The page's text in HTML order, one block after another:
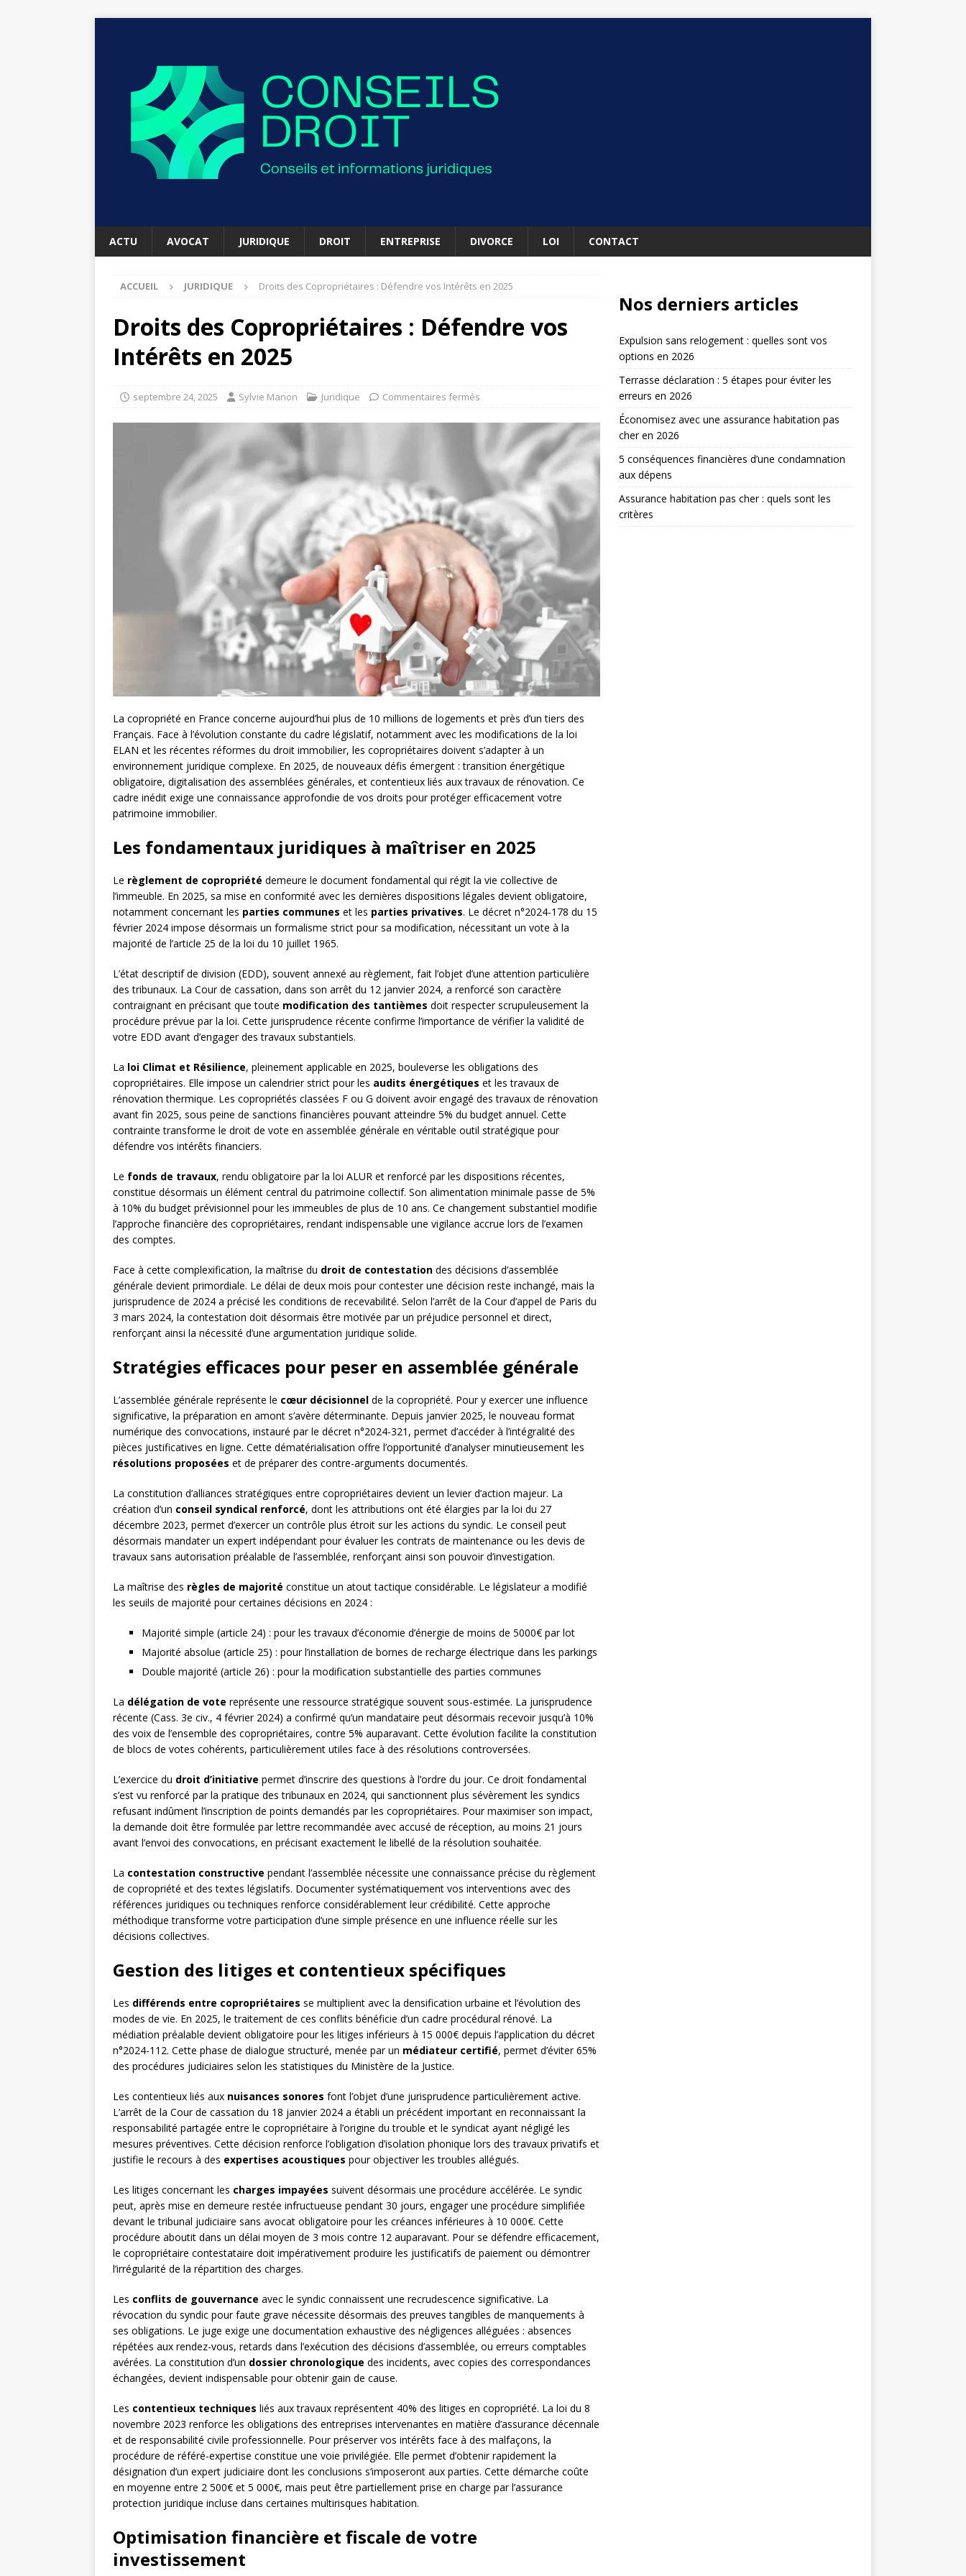
ACTU AVOCAT JURIDIQUE DROIT ENTREPRISE DIVORCE LOI CONTACT
ACCUEIL JURIDIQUE Droits des Copropriétaires : Défendre vos Intérêts en 2025
Droits des Copropriétaires : Défendre vos
Intérêts en 2025
septembre 24, 2025 Sylvie Manon Juridique Commentaires fermés
La copropriété en France concerne aujourd’hui plus de 10 millions de logements et près d’un tiers des
Français. Face à l’évolution constante du cadre législatif, notamment avec les modifications de la loi
ELAN et les récentes réformes du droit immobilier, les copropriétaires doivent s’adapter à un
environnement juridique complexe. En 2025, de nouveaux défis émergent : transition énergétique
obligatoire, digitalisation des assemblées générales, et contentieux liés aux travaux de rénovation. Ce
cadre inédit exige une connaissance approfondie de vos droits pour protéger efficacement votre
patrimoine immobilier.
Les fondamentaux juridiques à maîtriser en 2025
Le règlement de copropriété demeure le document fondamental qui régit la vie collective de
l’immeuble. En 2025, sa mise en conformité avec les dernières dispositions légales devient obligatoire,
notamment concernant les parties communes et les parties privatives. Le décret n°2024-178 du 15
février 2024 impose désormais un formalisme strict pour sa modification, nécessitant un vote à la
majorité de l’article 25 de la loi du 10 juillet 1965.
L’état descriptif de division (EDD), souvent annexé au règlement, fait l’objet d’une attention particulière
des tribunaux. La Cour de cassation, dans son arrêt du 12 janvier 2024, a renforcé son caractère
contraignant en précisant que toute modification des tantièmes doit respecter scrupuleusement la
procédure prévue par la loi. Cette jurisprudence récente confirme l’importance de vérifier la validité de
votre EDD avant d’engager des travaux substantiels.
La loi Climat et Résilience, pleinement applicable en 2025, bouleverse les obligations des
copropriétaires. Elle impose un calendrier strict pour les audits énergétiques et les travaux de
rénovation thermique. Les copropriétés classées F ou G doivent avoir engagé des travaux de rénovation
avant fin 2025, sous peine de sanctions financières pouvant atteindre 5% du budget annuel. Cette
contrainte transforme le droit de vote en assemblée générale en véritable outil stratégique pour
défendre vos intérêts financiers.
Le fonds de travaux, rendu obligatoire par la loi ALUR et renforcé par les dispositions récentes,
constitue désormais un élément central du patrimoine collectif. Son alimentation minimale passe de 5%
à 10% du budget prévisionnel pour les immeubles de plus de 10 ans. Ce changement substantiel modifie
l’approche financière des copropriétaires, rendant indispensable une vigilance accrue lors de l’examen
des comptes.
Face à cette complexification, la maîtrise du droit de contestation des décisions d’assemblée
générale devient primordiale. Le délai de deux mois pour contester une décision reste inchangé, mais la
jurisprudence de 2024 a précisé les conditions de recevabilité. Selon l’arrêt de la Cour d’appel de Paris du
3 mars 2024, la contestation doit désormais être motivée par un préjudice personnel et direct,
renforçant ainsi la nécessité d’une argumentation juridique solide.
Stratégies efficaces pour peser en assemblée générale
L’assemblée générale représente le cœur décisionnel de la copropriété. Pour y exercer une influence
significative, la préparation en amont s’avère déterminante. Depuis janvier 2025, le nouveau format
numérique des convocations, instauré par le décret n°2024-321, permet d’accéder à l’intégralité des
pièces justificatives en ligne. Cette dématérialisation offre l’opportunité d’analyser minutieusement les
résolutions proposées et de préparer des contre-arguments documentés.
La constitution d’alliances stratégiques entre copropriétaires devient un levier d’action majeur. La
création d’un conseil syndical renforcé, dont les attributions ont été élargies par la loi du 27
décembre 2023, permet d’exercer un contrôle plus étroit sur les actions du syndic. Le conseil peut
désormais mandater un expert indépendant pour évaluer les contrats de maintenance ou les devis de
travaux sans autorisation préalable de l’assemblée, renforçant ainsi son pouvoir d’investigation.
La maîtrise des règles de majorité constitue un atout tactique considérable. Le législateur a modifié
les seuils de majorité pour certaines décisions en 2024 :
Majorité simple (article 24) : pour les travaux d’économie d’énergie de moins de 5000€ par lot
Majorité absolue (article 25) : pour l’installation de bornes de recharge électrique dans les parkings
Double majorité (article 26) : pour la modification substantielle des parties communes
La délégation de vote représente une ressource stratégique souvent sous-estimée. La jurisprudence
récente (Cass. 3e civ., 4 février 2024) a confirmé qu’un mandataire peut désormais recevoir jusqu’à 10%
des voix de l’ensemble des copropriétaires, contre 5% auparavant. Cette évolution facilite la constitution
de blocs de votes cohérents, particulièrement utiles face à des résolutions controversées.
L’exercice du droit d’initiative permet d’inscrire des questions à l’ordre du jour. Ce droit fondamental
s’est vu renforcé par la pratique des tribunaux en 2024, qui sanctionnent plus sévèrement les syndics
refusant indûment l’inscription de points demandés par les copropriétaires. Pour maximiser son impact,
la demande doit être formulée par lettre recommandée avec accusé de réception, au moins 21 jours
avant l’envoi des convocations, en précisant exactement le libellé de la résolution souhaitée.
La contestation constructive pendant l’assemblée nécessite une connaissance précise du règlement
de copropriété et des textes législatifs. Documenter systématiquement vos interventions avec des
références juridiques ou techniques renforce considérablement leur crédibilité. Cette approche
méthodique transforme votre participation d’une simple présence en une influence réelle sur les
décisions collectives.
Gestion des litiges et contentieux spécifiques
Les différends entre copropriétaires se multiplient avec la densification urbaine et l’évolution des
modes de vie. En 2025, le traitement de ces conflits bénéficie d’un cadre procédural rénové. La
médiation préalable devient obligatoire pour les litiges inférieurs à 15 000€ depuis l’application du décret
n°2024-112. Cette phase de dialogue structuré, menée par un médiateur certifié, permet d’éviter 65%
des procédures judiciaires selon les statistiques du Ministère de la Justice.
Les contentieux liés aux nuisances sonores font l’objet d’une jurisprudence particulièrement active.
L’arrêt de la Cour de cassation du 18 janvier 2024 a établi un précédent important en reconnaissant la
responsabilité partagée entre le copropriétaire à l’origine du trouble et le syndicat ayant négligé les
mesures préventives. Cette décision renforce l’obligation d’isolation phonique lors des travaux privatifs et
justifie le recours à des expertises acoustiques pour objectiver les troubles allégués.
Les litiges concernant les charges impayées suivent désormais une procédure accélérée. Le syndic
peut, après mise en demeure restée infructueuse pendant 30 jours, engager une procédure simplifiée
devant le tribunal judiciaire sans avocat obligatoire pour les créances inférieures à 10 000€. Cette
procédure aboutit dans un délai moyen de 3 mois contre 12 auparavant. Pour se défendre efficacement,
le copropriétaire contestataire doit impérativement produire les justificatifs de paiement ou démontrer
l’irrégularité de la répartition des charges.
Les conflits de gouvernance avec le syndic connaissent une recrudescence significative. La
révocation du syndic pour faute grave nécessite désormais des preuves tangibles de manquements à
ses obligations. Le juge exige une documentation exhaustive des négligences alléguées : absences
répétées aux rendez-vous, retards dans l’exécution des décisions d’assemblée, ou erreurs comptables
avérées. La constitution d’un dossier chronologique des incidents, avec copies des correspondances
échangées, devient indispensable pour obtenir gain de cause.
Les contentieux techniques liés aux travaux représentent 40% des litiges en copropriété. La loi du 8
novembre 2023 renforce les obligations des entreprises intervenantes en matière d’assurance décennale
et de responsabilité civile professionnelle. Pour préserver vos intérêts face à des malfaçons, la
procédure de référé-expertise constitue une voie privilégiée. Elle permet d’obtenir rapidement la
désignation d’un expert judiciaire dont les conclusions s’imposeront aux parties. Cette démarche coûte
en moyenne entre 2 500€ et 5 000€, mais peut être partiellement prise en charge par l’assurance
protection juridique incluse dans certaines multirisques habitation.
Optimisation financière et fiscale de votre
investissement
Nos derniers articles
Expulsion sans relogement : quelles sont vos
options en 2026
Terrasse déclaration : 5 étapes pour éviter les
erreurs en 2026
Économisez avec une assurance habitation pas
cher en 2026
5 conséquences financières d’une condamnation
aux dépens
Assurance habitation pas cher : quels sont les
critères